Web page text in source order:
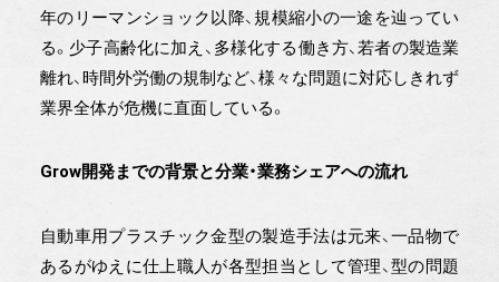
年のリーマンショック以降、規模縮小の一途を辿ってい
る。少子高齢化に加え、多様化する働き方、若者の製造業
離れ、時間外労働の規制など、様々な問題に対応しきれず
業界全体が危機に直面している。
Grow開発までの背景と分業・業務シェアへの流れ
自動車用プラスチック金型の製造手法は元来、一品物で
あるがゆえに仕上職人が各型担当として管理、型の問題